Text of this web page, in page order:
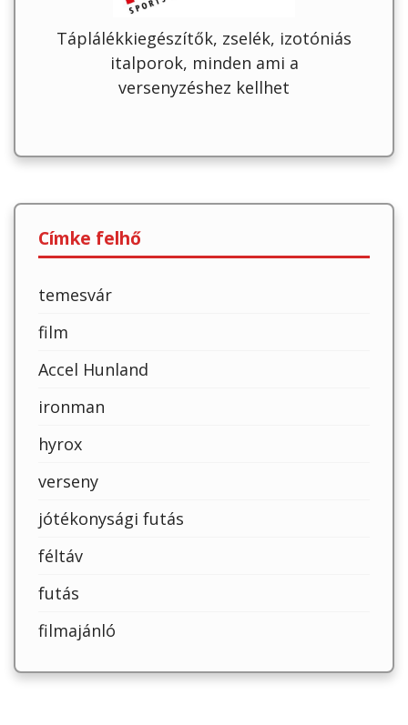
Táplálékkiegészítők, zselék, izotóniás
italporok, minden ami a
versenyzéshez kellhet
Címke felhő
temesvár
film
Accel Hunland
ironman
hyrox
verseny
jótékonysági futás
féltáv
futás
filmajánló